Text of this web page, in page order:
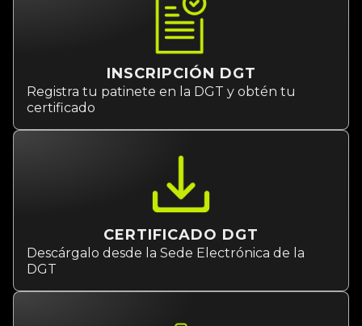
INSCRIPCIÓN DGT
Registra tu patinete en la DGT y obtén tu
certificado
CERTIFICADO DGT
Descárgalo desde la Sede Electrónica de la
DGT